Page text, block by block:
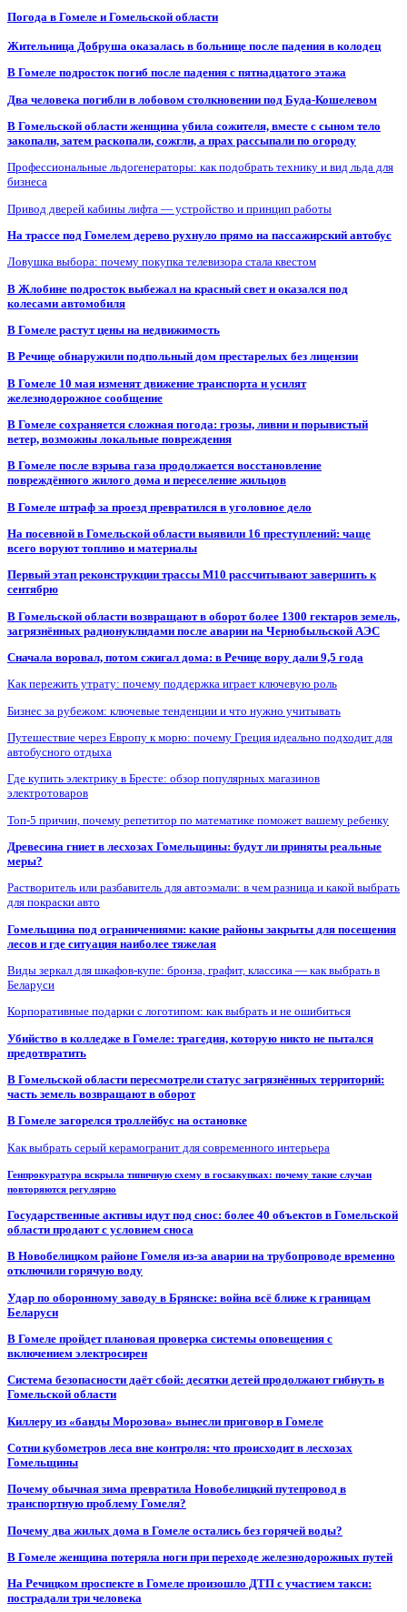
Погода в Гомеле и Гомельской области
Жительница Добруша оказалась в больнице после падения в колодец
В Гомеле подросток погиб после падения с пятнадцатого этажа
Два человека погибли в лобовом столкновении под Буда-Кошелевом
В Гомельской области женщина убила сожителя, вместе с сыном тело
закопали, затем раскопали, сожгли, а прах рассыпали по огороду
Профессиональные льдогенераторы: как подобрать технику и вид льда для
бизнеса
Привод дверей кабины лифта — устройство и принцип работы
На трассе под Гомелем дерево рухнуло прямо на пассажирский автобус
Ловушка выбора: почему покупка телевизора стала квестом
В Жлобине подросток выбежал на красный свет и оказался под
колесами автомобиля
В Гомеле растут цены на недвижимость
В Речице обнаружили подпольный дом престарелых без лицензии
В Гомеле 10 мая изменят движение транспорта и усилят
железнодорожное сообщение
В Гомеле сохраняется сложная погода: грозы, ливни и порывистый
ветер, возможны локальные повреждения
В Гомеле после взрыва газа продолжается восстановление
повреждённого жилого дома и переселение жильцов
В Гомеле штраф за проезд превратился в уголовное дело
На посевной в Гомельской области выявили 16 преступлений: чаще
всего воруют топливо и материалы
Первый этап реконструкции трассы М10 рассчитывают завершить к
сентябрю
В Гомельской области возвращают в оборот более 1300 гектаров земель,
загрязнённых радионуклидами после аварии на Чернобыльской АЭС
Сначала воровал, потом сжигал дома: в Речице вору дали 9,5 года
Как пережить утрату: почему поддержка играет ключевую роль
Бизнес за рубежом: ключевые тенденции и что нужно учитывать
Путешествие через Европу к морю: почему Греция идеально подходит для
автобусного отдыха
Где купить электрику в Бресте: обзор популярных магазинов
электротоваров
Топ-5 причин, почему репетитор по математике поможет вашему ребенку
Древесина гниет в лесхозах Гомельщины: будут ли приняты реальные
меры?
Растворитель или разбавитель для автоэмали: в чем разница и какой выбрать
для покраски авто
Гомельщина под ограничениями: какие районы закрыты для посещения
лесов и где ситуация наиболее тяжелая
Виды зеркал для шкафов-купе: бронза, графит, классика — как выбрать в
Беларуси
Корпоративные подарки с логотипом: как выбрать и не ошибиться
Убийство в колледже в Гомеле: трагедия, которую никто не пытался
предотвратить
В Гомельской области пересмотрели статус загрязнённых территорий:
часть земель возвращают в оборот
В Гомеле загорелся троллейбус на остановке
Как выбрать серый керамогранит для современного интерьера
Генпрокуратура вскрыла типичную схему в госзакупках: почему такие случаи
повторяются регулярно
Государственные активы идут под снос: более 40 объектов в Гомельской
области продают с условием сноса
В Новобелицком районе Гомеля из-за аварии на трубопроводе временно
отключили горячую воду
Удар по оборонному заводу в Брянске: война всё ближе к границам
Беларуси
В Гомеле пройдет плановая проверка системы оповещения с
включением электросирен
Система безопасности даёт сбой: десятки детей продолжают гибнуть в
Гомельской области
Киллеру из «банды Морозова» вынесли приговор в Гомеле
Сотни кубометров леса вне контроля: что происходит в лесхозах
Гомельщины
Почему обычная зима превратила Новобелицкий путепровод в
транспортную проблему Гомеля?
Почему два жилых дома в Гомеле остались без горячей воды?
В Гомеле женщина потеряла ноги при переходе железнодорожных путей
На Речицком проспекте в Гомеле произошло ДТП с участием такси:
пострадали три человека